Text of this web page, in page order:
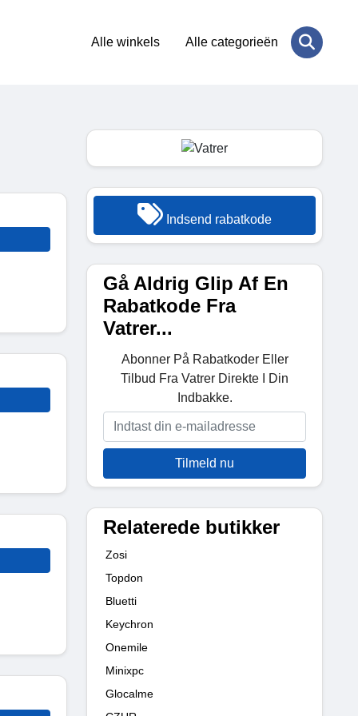
Alle winkels Alle categorieën
Indsend rabatkode
Gå Aldrig Glip Af En
Rabatkode Fra
Vatrer...
Abonner På Rabatkoder Eller
Tilbud Fra Vatrer Direkte I Din
Indbakke.
Tilmeld nu
Relaterede butikker
Zosi
Topdon
Bluetti
Keychron
Onemile
Minixpc
Glocalme